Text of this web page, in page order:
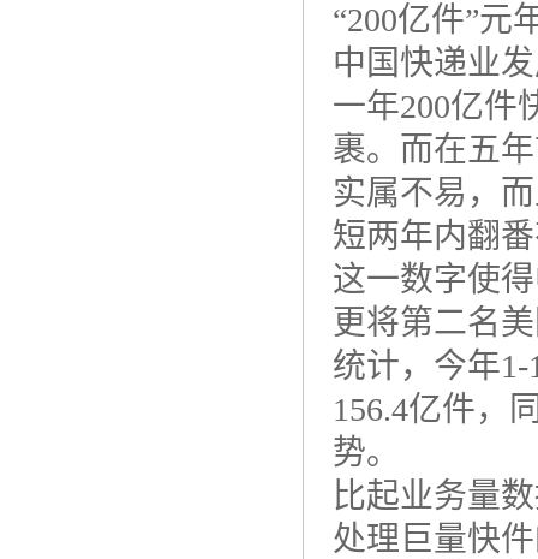
“200亿件”元
中国快递业
一年200亿件
裹。而在五
实属不易，
短两年内翻
这一数字使
更将第二名
统计，今年
156.4亿件，
势。
比起业务量
处理巨量快